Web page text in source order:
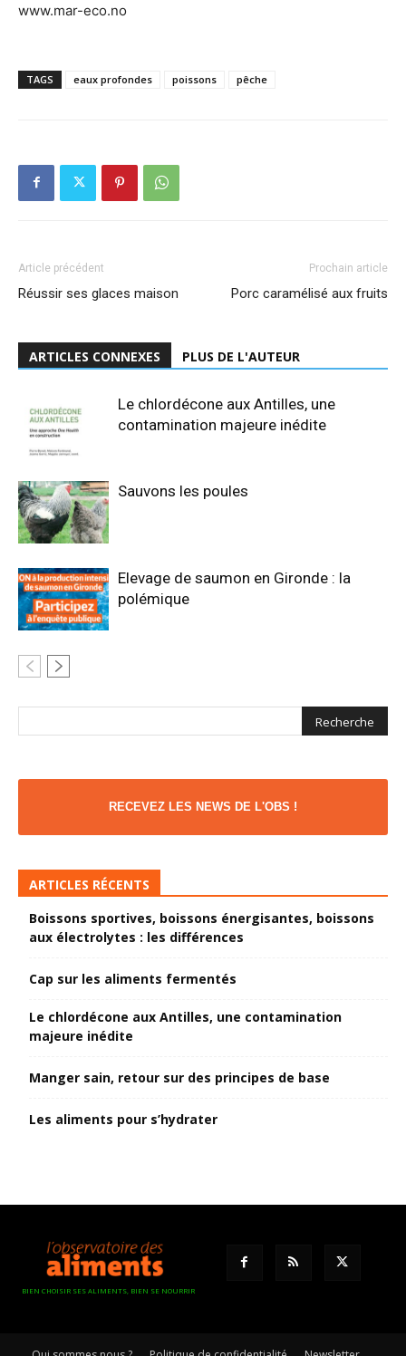
www.mar-eco.no
TAGS eaux profondes poissons pêche
Article précédent
Réussir ses glaces maison
Prochain article
Porc caramélisé aux fruits
ARTICLES CONNEXES PLUS DE L'AUTEUR
Le chlordécone aux Antilles, une
contamination majeure inédite
Sauvons les poules
Elevage de saumon en Gironde : la
polémique
RECEVEZ LES NEWS DE L'OBS !
ARTICLES RÉCENTS
Boissons sportives, boissons énergisantes, boissons
aux électrolytes : les différences
Cap sur les aliments fermentés
Le chlordécone aux Antilles, une contamination
majeure inédite
Manger sain, retour sur des principes de base
Les aliments pour s’hydrater
BIEN CHOISIR SES ALIMENTS, BIEN SE NOURRIR